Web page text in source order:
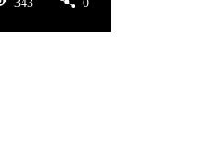
343 0